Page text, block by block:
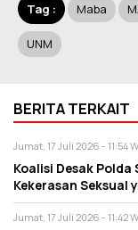
Tag : Maba
UNM
BERITA TERKAIT
Jumat, 17 Juli 2026 - 11:54
Koalisi Desak Polda
Kekerasan Seksual
Jumat, 17 Juli 2026 - 11:42